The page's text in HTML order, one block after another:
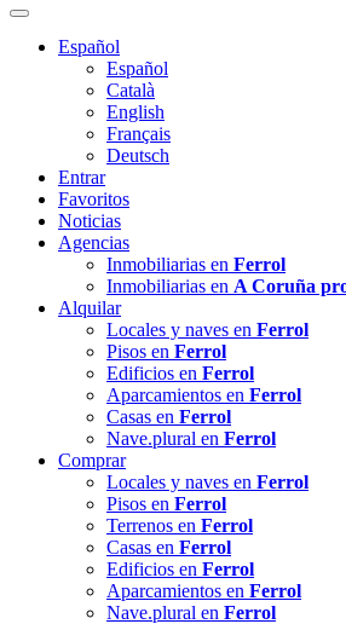
Español
Español
Català
English
Français
Deutsch
Entrar
Favoritos
Noticias
Agencias
Inmobiliarias en Ferrol
Inmobiliarias en A Coruña
Alquilar
Locales y naves en Ferrol
Pisos en Ferrol
Edificios en Ferrol
Aparcamientos en Ferrol
Casas en Ferrol
Nave.plural en Ferrol
Comprar
Locales y naves en Ferrol
Pisos en Ferrol
Terrenos en Ferrol
Casas en Ferrol
Edificios en Ferrol
Aparcamientos en Ferrol
Nave.plural en Ferrol